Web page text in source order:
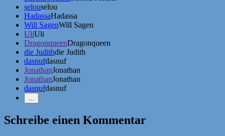
selouselou
HadassaHadassa
Will SagenWill Sagen
UliUli
DragonqueenDragonqueen
die Judithdie Judith
dasnufdasnuf
JonathanJonathan
JonathanJonathan
dasnufdasnuf
…
Erwähnungen
Schreibe einen Kommentar